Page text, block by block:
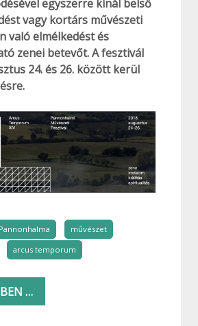
egyszerre kínál belső
vagy kortárs művészeti
való elmélkedést és
zenei betevőt. A fesztivál
24. és 26. között kerül
Pannonhalma
művészet
arcus temporum
…